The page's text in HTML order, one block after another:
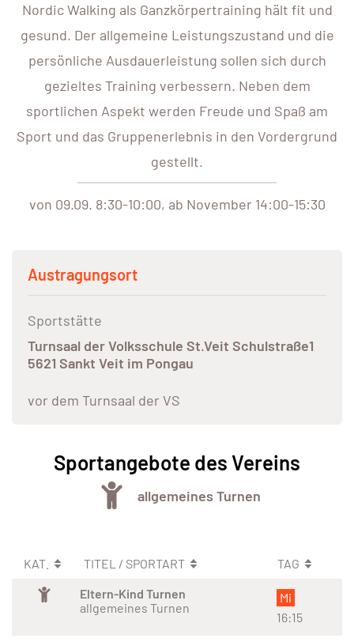
Nordic Walking als Ganzkörpertraining hält fit und
gesund. Der allgemeine Leistungszustand und die
persönliche Ausdauerleistung sollen sich durch
gezieltes Training verbessern. Neben dem
sportlichen Aspekt werden Freude und Spaß am
Sport und das Gruppenerlebnis in den Vordergrund
gestellt.
von 09.09. 8:30-10:00, ab November 14:00-15:30
Austragungsort
Sportstätte
Turnsaal der Volksschule St.Veit Schulstraße1
5621 Sankt Veit im Pongau
vor dem Turnsaal der VS
Sportangebote des Vereins
allgemeines Turnen
KAT. TITEL / SPORTART
TAG
Eltern-Kind Turnen
allgemeines Turnen
Mi
16:15